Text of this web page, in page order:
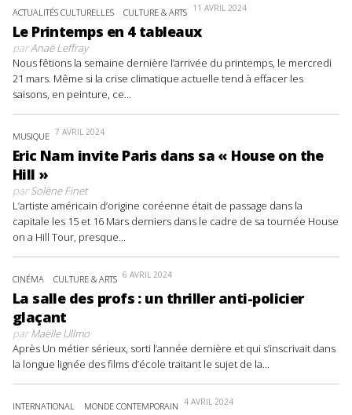
ACTUALITÉS CULTURELLES CULTURE & ARTS 11 AVRIL 2024
Le Printemps en 4 tableaux
parAnaë Leffray
Nous fêtions la semaine dernière l’arrivée du printemps, le mercredi
21 mars. Même si la crise climatique actuelle tend à effacer les
saisons, en peinture, ce...
MUSIQUE 7 AVRIL 2024
Eric Nam invite Paris dans sa « House on the
Hill »
parSolène Finet
L’artiste américain d’origine coréenne était de passage dans la
capitale les 15 et 16 Mars derniers dans le cadre de sa tournée House
on a Hill Tour, presque...
CINÉMA CULTURE & ARTS 6 AVRIL 2024
La salle des profs : un thriller anti-policier
glaçant
parMaëlle Ullmo
Après Un métier sérieux, sorti l’année dernière et qui s’inscrivait dans
la longue lignée des films d’école traitant le sujet de la...
INTERNATIONAL MONDE CONTEMPORAIN 4 AVRIL 2024